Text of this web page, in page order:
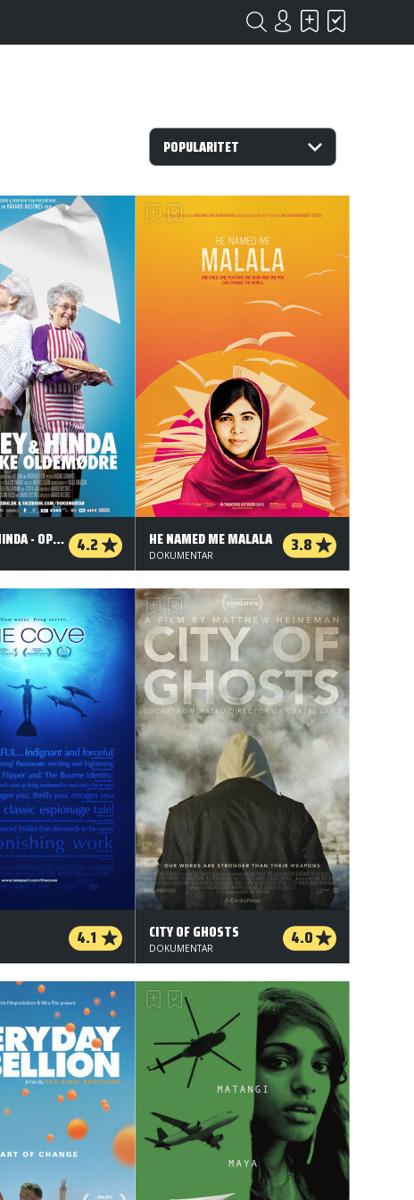
SHIRLEY & HINDA - OPRØRSKE OLDEMØDRE 4.2 HE NAMED ME MALALA 3.8
DOKUMENTAR
4.1 CITY OF GHOSTS 4.0
DOKUMENTAR